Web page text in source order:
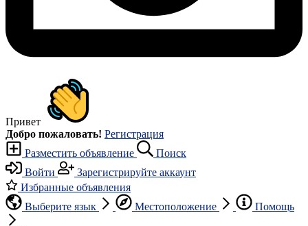
Привет
Добро пожаловать! Регистрация
Разместить объявление
Поиск
Войти
Зарегистрируйте аккаунт
Избранные объявления
Выберите язык
Местоположение Помощь